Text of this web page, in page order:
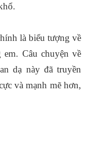
là biểu tượng về
Câu chuyện về
dạ này đã truyền
và mạnh mẽ hơn,